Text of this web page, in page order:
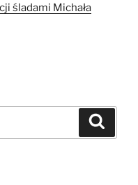
śladami Michała